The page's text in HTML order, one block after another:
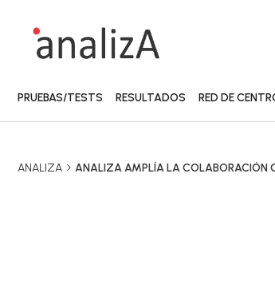
PRUEBAS/TESTS RESULTADOS RED DE
ANALIZA ANALIZA AMPLÍA LA COLABORACIÓN